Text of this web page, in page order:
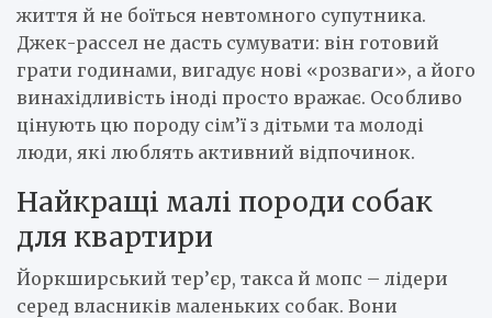
життя й не боїться невтомного супутника.
Джек-рассел не дасть сумувати: він готовий
грати годинами, вигадує нові «розваги», а його
винахідливість іноді просто вражає. Особливо
цінують цю породу сім’ї з дітьми та молоді
люди, які люблять активний відпочинок.
Найкращі малі породи собак
для квартири
Йоркширський тер’єр, такса й мопс – лідери
серед власників маленьких собак. Вони